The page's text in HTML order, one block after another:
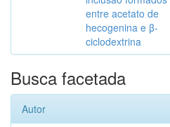
entre acetato de
hecogenina e β-
ciclodextrina
Busca facetada
Autor